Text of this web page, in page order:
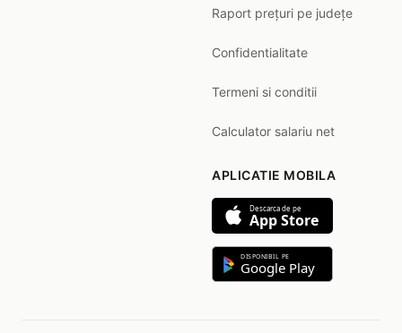
Raport prețuri pe județe
Confidentialitate
Termeni si conditii
Calculator salariu net
APLICATIE MOBILA
Descarca de pe
App Store
DISPONIBIL PE
Google Play